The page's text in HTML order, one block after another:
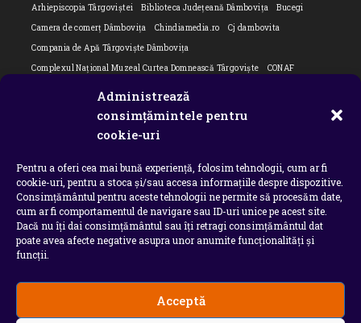
Administrează
consimțămintele pentru
cookie-uri
Pentru a oferi cea mai bună experiență, folosim tehnologii, cum ar fi
cookie-uri, pentru a stoca și/sau accesa informațiile despre dispozitive.
Consimțământul pentru aceste tehnologii ne permite să procesăm date,
cum ar fi comportamentul de navigare sau ID-uri unice pe acest site.
Dacă nu îți dai consimțământul sau îți retragi consimțământul dat
poate avea afecte negative asupra unor anumite funcționalități și
funcții.
Acceptă
Arhiepiscopia Târgoviștei
Biblioteca Județeană Dâmbovița
Bucegi
Camera de comerț Dâmbovița
Chindiamedia.ro
Cj dambovita
Compania de Apă Târgoviște Dâmbovița
Complexul Național Muzeal Curtea Domnească Târgoviște
CONAF
Flori Bungete
intreruperi energie electrica
ipj dambovita
MApN
Ministerul Educației ministerul sanatatii
Nu-ți uita istoria
Oana Filip
Prefectura dambovita Primaria Dragodana
Primaria Lucieni
primaria Răzvad
Primaria Ulmi primăria Târgoviște
PSD Dambovita
psiholog
Serial Situatia Covid 19 Dambovita
Situație Covid-19
Universitatea Valahia